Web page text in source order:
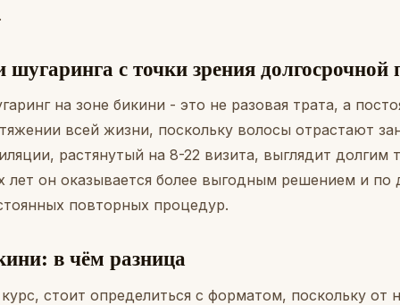
с точки зрения долгосрочной
на зоне бикини - это не разовая трата, а
всей жизни, поскольку волосы отрастают
растянутый на 8-22 визита, выглядит долгим
лет он оказывается более выгодным решением и
повторных процедур.
в чём разница
стоит определиться с форматом, поскольку от